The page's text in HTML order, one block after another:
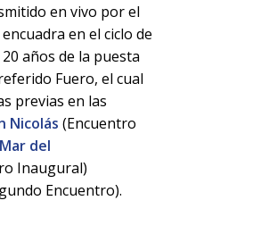
en vivo por el
encuadra en el ciclo de
años de la puesta
Fuero, el cual
previas en las
Nicolás (Encuentro
Mar del
Inaugural)
Encuentro).